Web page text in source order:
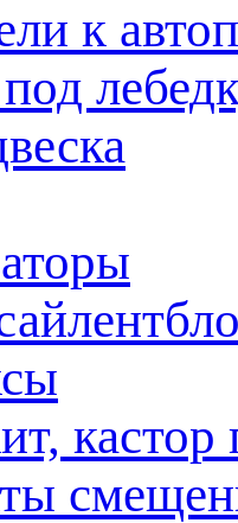
к
кастор